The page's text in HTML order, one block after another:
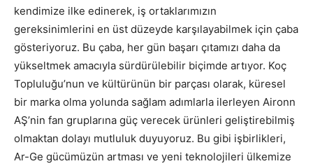
kendimize ilke edinerek, iş ortaklarımızın
gereksinimlerini en üst düzeyde karşılayabilmek için çaba
gösteriyoruz. Bu çaba, her gün başarı çıtamızı daha da
yükseltmek amacıyla sürdürülebilir biçimde artıyor. Koç
Topluluğu’nun ve kültürünün bir parçası olarak, küresel
bir marka olma yolunda sağlam adımlarla ilerleyen Aironn
AŞ’nin fan gruplarına güç verecek ürünleri geliştirebilmiş
olmaktan dolayı mutluluk duyuyoruz. Bu gibi işbirlikleri,
Ar-Ge gücümüzün artması ve yeni teknolojileri ülkemize